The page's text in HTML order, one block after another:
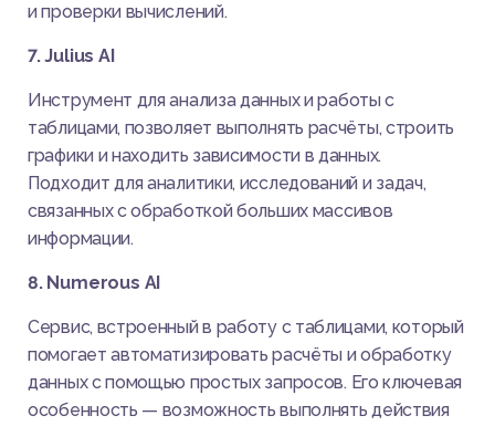
и проверки вычислений.
7. Julius AI
Инструмент для анализа данных и работы с
таблицами, позволяет выполнять расчёты, строить
графики и находить зависимости в данных.
Подходит для аналитики, исследований и задач,
связанных с обработкой больших массивов
информации.
8. Numerous AI
Сервис, встроенный в работу с таблицами, который
помогает автоматизировать расчёты и обработку
данных с помощью простых запросов. Его ключевая
особенность — возможность выполнять действия